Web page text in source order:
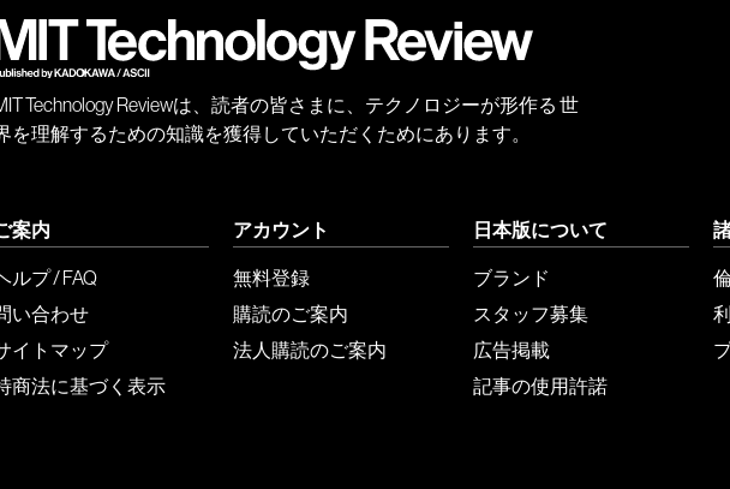
Technology Reviewは、読者の皆さまに、テクノロジーが形作る 世
を理解するための知識を獲得していただくためにあります。
案内
ルプ / FAQ
い合わせ
イトマップ
商法に基づく表示
アカウント
無料登録
購読のご案内
法人購読のご案内
日本版について
ブランド
スタッフ募集
広告掲載
記事の使用許諾